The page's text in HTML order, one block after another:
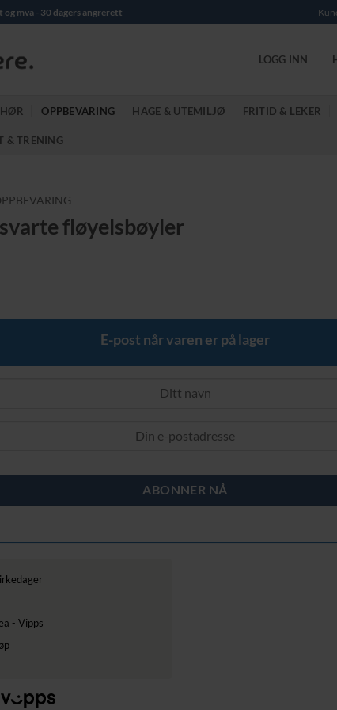
mva - 30 dagers angrerett
LOGG INN
OPPBEVARING HAGE & UTEMILJØ FRITID & LEKER
& TRENING
fløyelsbøyler
E-post når varen er på lager
- Vipps